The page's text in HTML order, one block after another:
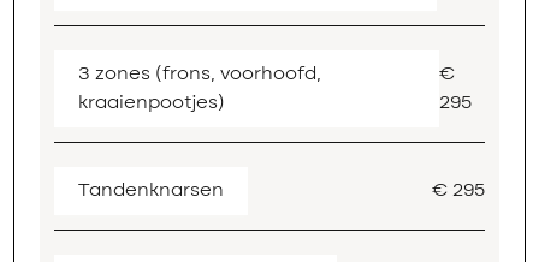
3 zones (frons, voorhoofd,
kraaienpootjes)
€
295
Tandenknarsen € 295